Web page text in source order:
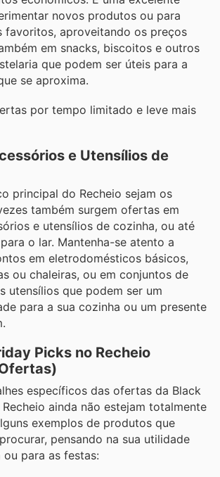
novos produtos ou para
favoritos, aproveitando os preços
em snacks, biscoitos e outros
que podem ser úteis para a
se aproxima.
por tempo limitado e leve mais
e Utensílios de
principal do Recheio sejam os
também surgem ofertas em
e utensílios de cozinha, ou até
o lar. Mantenha-se atento a
em eletrodomésticos básicos,
ou chaleiras, ou em conjuntos de
utensílios que podem ser um
para a sua cozinha ou um presente
Picks no Recheio
específicos das ofertas da Black
ainda não estejam totalmente
exemplos de produtos que
pensando na sua utilidade
para as festas: